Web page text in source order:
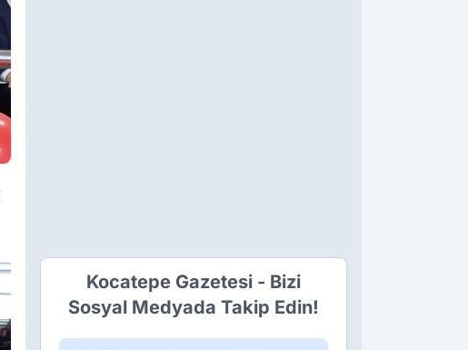
Kocatepe Gazetesi - Bizi
Sosyal Medyada Takip Edin!